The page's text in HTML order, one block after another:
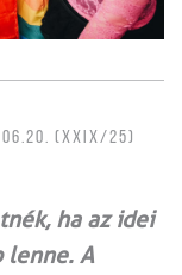
(XXIX/25)
ha az idei
lenne. A